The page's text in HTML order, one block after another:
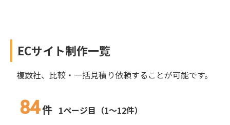
ECサイト制作一覧
複数社、比較・一括見積り依頼することが可能です。
84件 1ページ目（1～12件）